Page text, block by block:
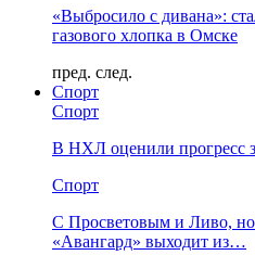
«Выбросило с дивана»:
газового хлопка в Омске
пред. след.
Спорт
Спорт
В НХЛ оценили прогресс
Спорт
С Просветовым и Ливо,
«Авангард» выходит из…